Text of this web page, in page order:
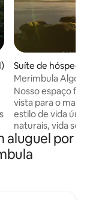
avaliação média de
Suíte de
ula
Merimbula Algo
extraordinária
Nosso espaço
vista para o mar.
estilo de vida
naturais, vida
ar puro do
caminhada da(s)
espaço de saúde
aluguel por